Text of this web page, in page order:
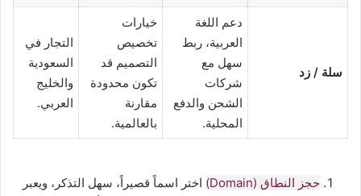
سلة / زد
دعم اللغة
العربية، ربط
سهل مع
شركات
الشحن والدفع
المحلية.
خيارات
تخصيص
التصميم قد
تكون محدودة
مقارنة
بالعالمية.
التجار في
السعودية
والخليج
العربي.
حجز النطاق (Domain)
اختر اسماً قصيراً، سهل التذكر، ويعبر